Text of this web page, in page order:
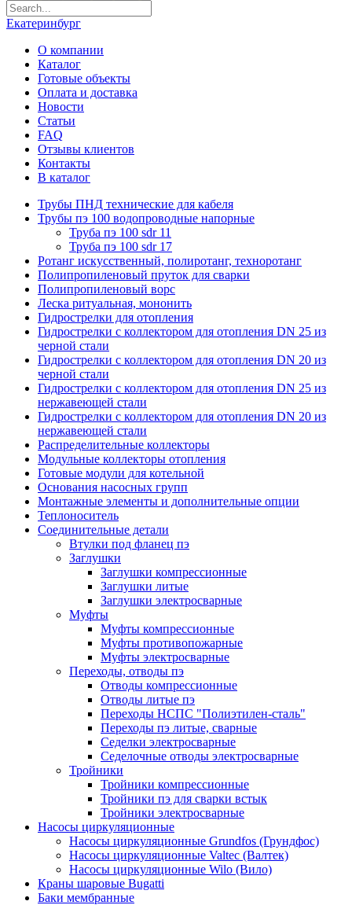
Екатеринбург
О компании
Каталог
Готовые объекты
Оплата и доставка
Новости
Статьи
FAQ
Отзывы клиентов
Контакты
В каталог
Трубы ПНД технические для кабеля
Трубы пэ 100 водопроводные напорные
Труба пэ 100 sdr 11
Труба пэ 100 sdr 17
Ротанг искусственный, полиротанг, техноротанг
Полипропиленовый пруток для сварки
Полипропиленовый ворс
Леска ритуальная, мононить
Гидрострелки для отопления
Гидрострелки с коллектором для отопления DN 25 из
черной стали
Гидрострелки с коллектором для отопления DN 20 из
черной стали
Гидрострелки с коллектором для отопления DN 25 из
нержавеющей стали
Гидрострелки с коллектором для отопления DN 20 из
нержавеющей стали
Распределительные коллекторы
Модульные коллекторы отопления
Готовые модули для котельной
Основания насосных групп
Монтажные элементы и дополнительные опции
Теплоноситель
Соединительные детали
Втулки под фланец пэ
Заглушки
Заглушки компрессионные
Заглушки литые
Заглушки электросварные
Муфты
Муфты компрессионные
Муфты противопожарные
Муфты электросварные
Переходы, отводы пэ
Отводы компрессионные
Отводы литые пэ
Переходы НСПС "Полиэтилен-сталь"
Переходы пэ литые, сварные
Седелки электросварные
Седелочные отводы электросварные
Тройники
Тройники компрессионные
Тройники пэ для сварки встык
Тройники электросварные
Насосы циркуляционные
Насосы циркуляционные Grundfos (Грундфос)
Насосы циркуляционные Valtec (Валтек)
Насосы циркуляционные Wilo (Вило)
Краны шаровые Bugatti
Баки мембранные